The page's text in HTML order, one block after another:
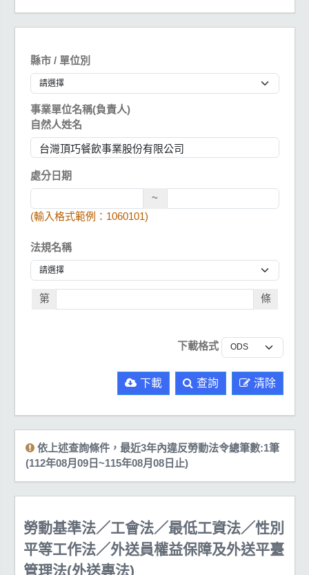
縣市 / 單位別
事業單位名稱(負責人)
自然人姓名
處分日期
~
(輸入格式範例：1060101)
法規名稱
第 條
下載格式
下載 查詢 清除
依上述查詢條件，最近3年內違反勞動法令總筆數:1筆
(112年08月09日~115年08月08日止)
勞動基準法／工會法／最低工資法／性別
平等工作法／外送員權益保障及外送平臺
管理法(外送專法)